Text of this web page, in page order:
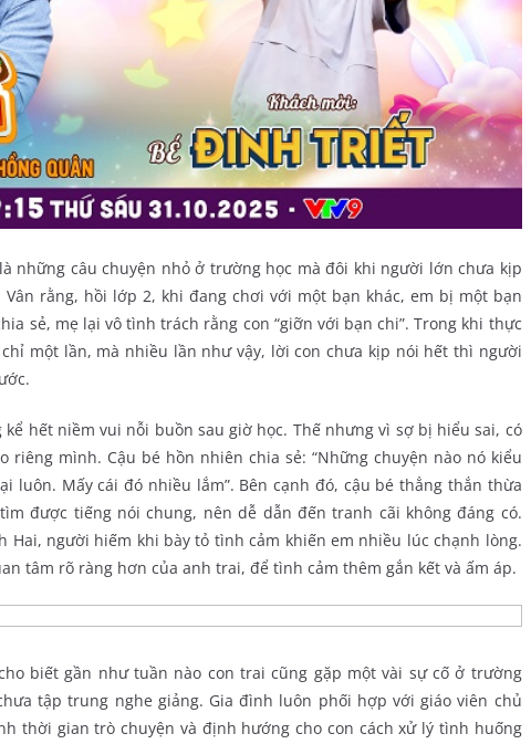
những câu chuyện nhỏ ở trường học mà đôi khi người lớn chưa kịp
rằng, hồi lớp 2, khi đang chơi với một bạn khác, em bị một bạn
sẻ, mẹ lại vô tình trách rằng con “giỡn với bạn chi”. Trong khi thực
một lần, mà nhiều lần như vậy, lời con chưa kịp nói hết thì người
hết niềm vui nỗi buồn sau giờ học. Thế nhưng vì sợ bị hiểu sai, có
riêng mình. Cậu bé hồn nhiên chia sẻ: “Những chuyện nào nó kiểu
luôn. Mấy cái đó nhiều lắm”. Bên cạnh đó, cậu bé thẳng thắn thừa
được tiếng nói chung, nên dễ dẫn đến tranh cãi không đáng có.
Hai, người hiếm khi bày tỏ tình cảm khiến em nhiều lúc chạnh lòng.
tâm rõ ràng hơn của anh trai, để tình cảm thêm gắn kết và ấm áp.
biết gần như tuần nào con trai cũng gặp một vài sự cố ở trường
tập trung nghe giảng. Gia đình luôn phối hợp với giáo viên chủ
thời gian trò chuyện và định hướng cho con cách xử lý tình huống